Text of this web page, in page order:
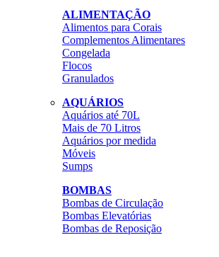
ALIMENTAÇÃO
Alimentos para Corais
Complementos Alimentares
Congelada
Flocos
Granulados
AQUÁRIOS
Aquários até 70L
Mais de 70 Litros
Aquários por medida
Móveis
Sumps
BOMBAS
Bombas de Circulação
Bombas Elevatórias
Bombas de Reposição